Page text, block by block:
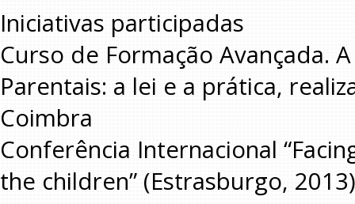
Iniciativas participadas
Curso de Formação Avançada.
Parentais: a lei e a prática,
Coimbra
Conferência Internacional
the children” (Estrasburgo, 2013)